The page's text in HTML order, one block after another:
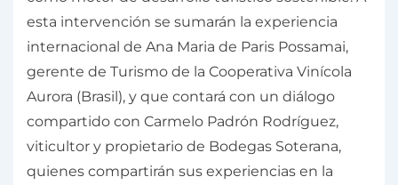
esta intervención se sumarán la experiencia
internacional de Ana Maria de Paris Possamai,
gerente de Turismo de la Cooperativa Vinícola
Aurora (Brasil), y que contará con un diálogo
compartido con Carmelo Padrón Rodríguez,
viticultor y propietario de Bodegas Soterana,
quienes compartirán sus experiencias en la